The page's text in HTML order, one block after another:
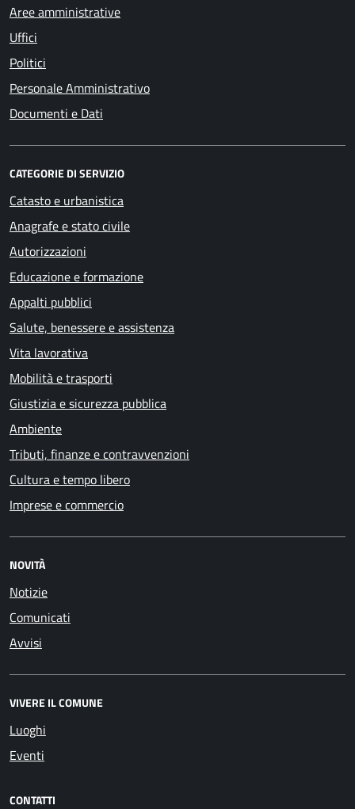
Aree amministrative
Uffici
Politici
Personale Amministrativo
Documenti e Dati
CATEGORIE DI SERVIZIO
Catasto e urbanistica
Anagrafe e stato civile
Autorizzazioni
Educazione e formazione
Appalti pubblici
Salute, benessere e assistenza
Vita lavorativa
Mobilità e trasporti
Giustizia e sicurezza pubblica
Ambiente
Tributi, finanze e contravvenzioni
Cultura e tempo libero
Imprese e commercio
NOVITÀ
Notizie
Comunicati
Avvisi
VIVERE IL COMUNE
Luoghi
Eventi
CONTATTI